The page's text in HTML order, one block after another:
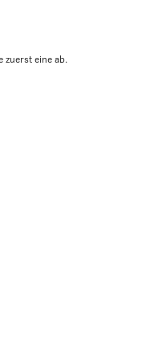
zuerst eine ab.